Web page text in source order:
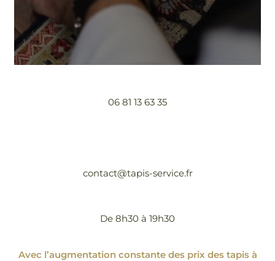
06 81 13 63 35
contact@tapis-service.fr
De 8h30 à 19h30
Avec l’augmentation constante des prix des tapis à